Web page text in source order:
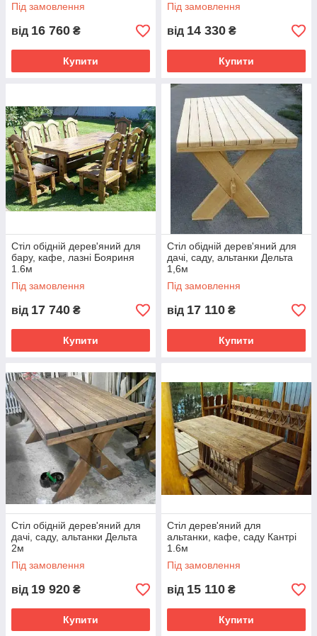
Під замовлення
від 16 760 ₴
Купити
Під замовлення
від 14 330 ₴
Купити
Стіл обідній дерев'яний для
бару, кафе, лазні Бояриня
1.6м
Під замовлення
від 17 740 ₴
Купити
Стіл обідній дерев'яний для
дачі, саду, альтанки Дельта
1,6м
Під замовлення
від 17 110 ₴
Купити
Стіл обідній дерев'яний для
дачі, саду, альтанки Дельта
2м
Під замовлення
від 19 920 ₴
Купити
Стіл дерев'яний для
альтанки, кафе, саду Кантрі
1.6м
Під замовлення
від 15 110 ₴
Купити